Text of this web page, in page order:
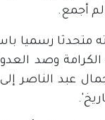
أجمع.
متحدثا رسميا
وصد العدوان
عبد الناصر